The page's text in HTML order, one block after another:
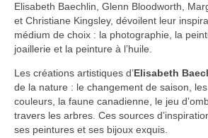
Elisabeth Baechlin, Glenn Bloodworth,
et Christiane Kingsley, dévoilent leur
médium de choix : la photographie, la
joaillerie et la peinture à l’huile.
Les créations artistiques d’Elisabeth
de la nature : le changement de saison,
couleurs, la faune canadienne, le jeu
travers les arbres. Ces sources
ses peintures et ses bijoux exquis.